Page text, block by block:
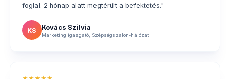
foglal. 2 hónap alatt megtérült a befektetés."
KS Kovács Szilvia
Marketing igazgató, Szépségszalon-hálózat